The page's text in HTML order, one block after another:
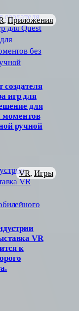
создателя
игр для
для
моментов
ручной
, Приложения
VR
к
VR, Игры